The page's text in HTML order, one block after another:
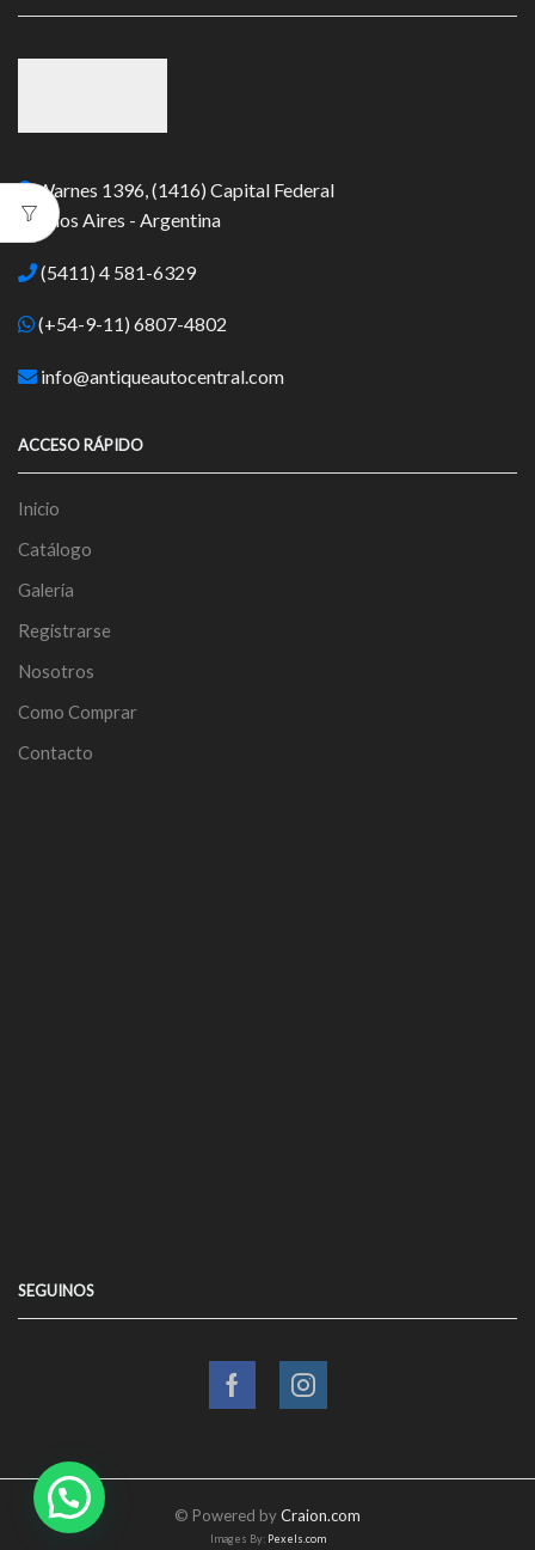
Warnes 1396, (1416) Capital Federal
Buenos Aires - Argentina
(5411) 4 581-6329
(+54-9-11) 6807-4802
info@antiqueautocentral.com
ACCESO RÁPIDO
Inicio
Catálogo
Galería
Registrarse
Nosotros
Como Comprar
Contacto
SEGUINOS
FacebookInstagram
© Powered byCraion.com
Images By: Pexels.com